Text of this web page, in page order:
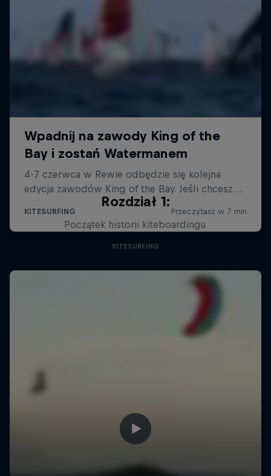
Rozdział 1:
Początek historii kiteboardingu
KITESURFING